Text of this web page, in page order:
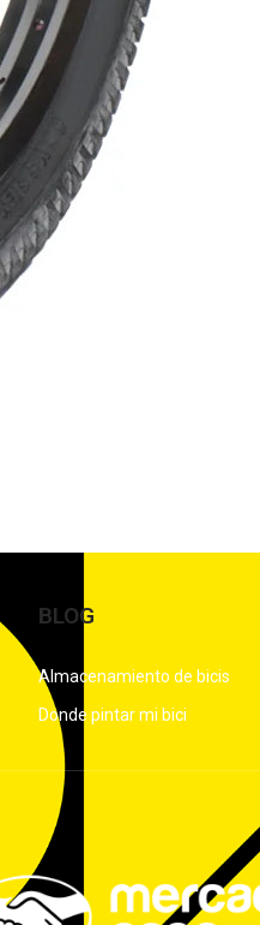
BLOG
Almacenamiento de bicis
Donde pintar mi bici